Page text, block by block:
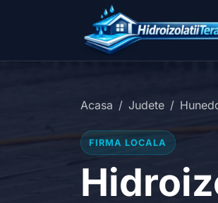
Acasa Judete
FIRMA LOCALA